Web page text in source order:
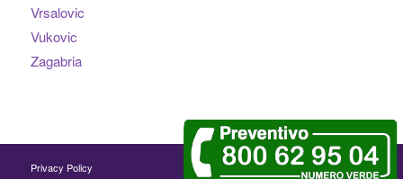
Vrsalovic
Vukovic
Zagabria
Privacy Policy